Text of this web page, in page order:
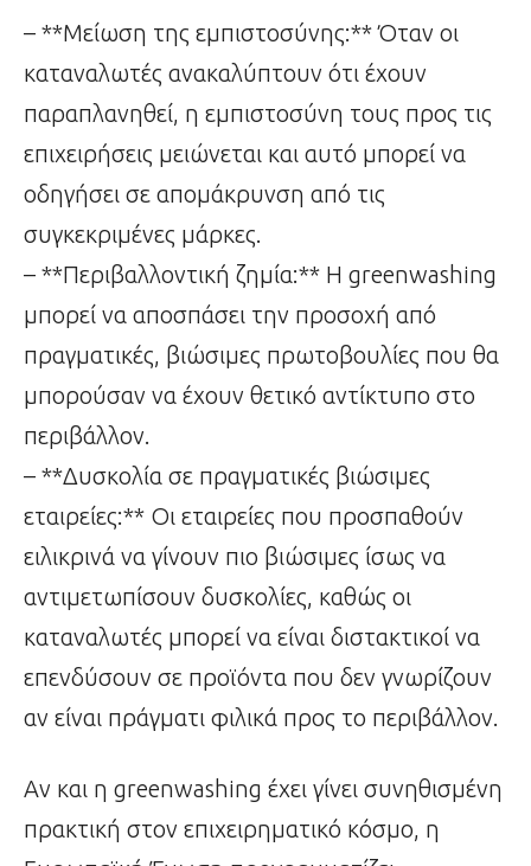
– **Μείωση της εμπιστοσύνης:** Όταν οι
καταναλωτές ανακαλύπτουν ότι έχουν
παραπλανηθεί, η εμπιστοσύνη τους προς τις
επιχειρήσεις μειώνεται και αυτό μπορεί να
οδηγήσει σε απομάκρυνση από τις
συγκεκριμένες μάρκες.
– **Περιβαλλοντική ζημία:** Η greenwashing
μπορεί να αποσπάσει την προσοχή από
πραγματικές, βιώσιμες πρωτοβουλίες που θα
μπορούσαν να έχουν θετικό αντίκτυπο στο
περιβάλλον.
– **Δυσκολία σε πραγματικές βιώσιμες
εταιρείες:** Οι εταιρείες που προσπαθούν
ειλικρινά να γίνουν πιο βιώσιμες ίσως να
αντιμετωπίσουν δυσκολίες, καθώς οι
καταναλωτές μπορεί να είναι διστακτικοί να
επενδύσουν σε προϊόντα που δεν γνωρίζουν
αν είναι πράγματι φιλικά προς το περιβάλλον.
Αν και η greenwashing έχει γίνει συνηθισμένη
πρακτική στον επιχειρηματικό κόσμο, η